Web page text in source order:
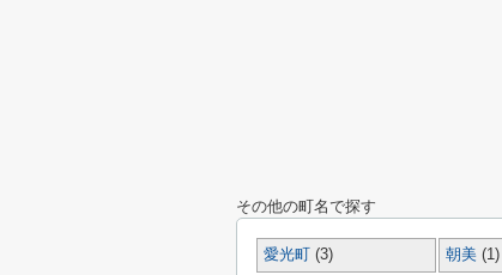
その他の町名で探す
愛光町 (3) 朝美 (1)